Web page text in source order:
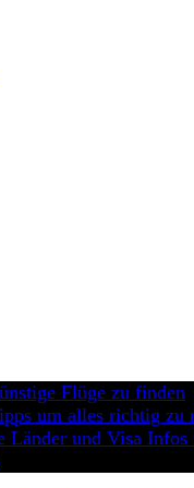
Flüge zu finden
um alles richtig zu
Länder und Visa